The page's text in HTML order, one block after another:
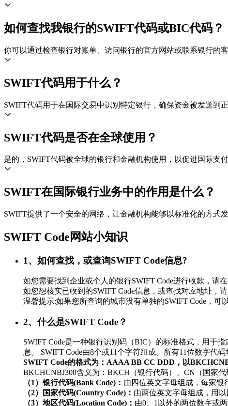
如何查找我银行的SWIFT代码或BIC代码？
你可以通过检查银行对账单、访问银行的官方网站或联系银行的
SWIFT代码用于什么？
SWIFT代码用于在国际交易中识别特定银行，确保资金被发送到正
SWIFT代码是否在全球使用？
是的，SWIFT代码被全球的银行和金融机构使用，以促进国际支付
SWIFT在国际银行业务中的作用是什么？
SWIFT提供了一个安全的网络，让金融机构能够以标准化的方式
SWIFT Code网站小知识
1、如何查找，或查询SWIFT Code信息?
如您需要找到企业或个人的银行SWIFT Code进行收款，请
如您想核实已收到的SWIFT Code信息，或查找对应地址，
温馨提示:如果您所查询的城市没有单独的SWIFT Code，可
2、什么是SWIFT Code？
SWIFT Code是一种银行识别码（BIC）的标准格式，用于
息。 SWIFT Code由8个或11个字符组成。所有11位数字代
SWIFT Code的格式为：AAAA BB CC DDD，以
BKCHCNBJ300含义为：BKCH（银行代码）、CN（国家代
（1）银行代码(Bank Code)： 由四位英文字母组成，每家银
（2）国家代码(Country Code)： 由两位英文字母组成，用
（3）地区代码(Location Code)： 由0、1以外的两位数字或